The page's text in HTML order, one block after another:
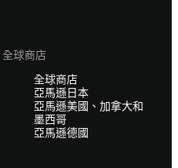
全球商店
全球商店
亞馬遜日本
亞馬遜美國、加拿大和
墨西哥
亞馬遜德國